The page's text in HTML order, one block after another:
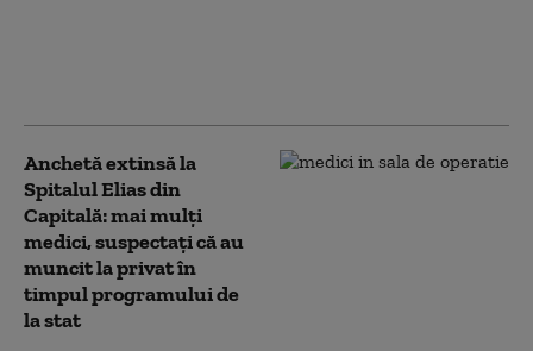
Anchetă extinsă la
Spitalul Elias din
Capitală: mai mulți
medici, suspectați că au
muncit la privat în
timpul programului de
la stat